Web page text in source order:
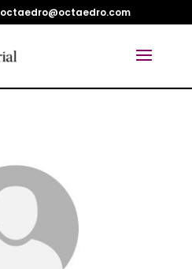
octaedro@octaedro.com